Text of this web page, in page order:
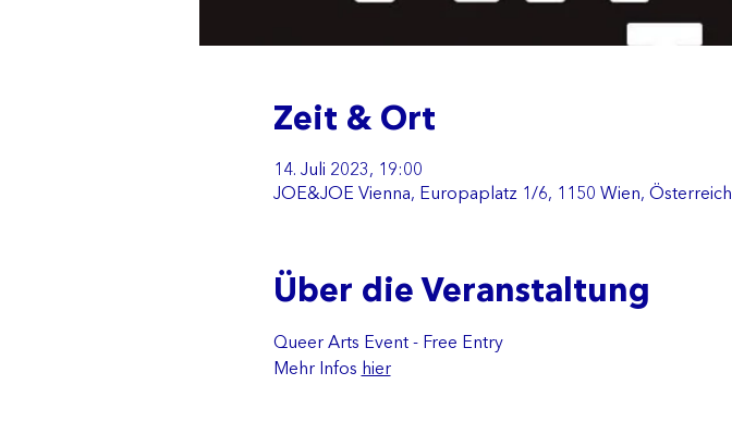
Zeit & Ort
14. Juli 2023, 19:00
JOE&JOE Vienna, Europaplatz 1/6, 1150 Wien, Österreich
Über die Veranstaltung
Queer Arts Event - Free Entry
Mehr Infos hier